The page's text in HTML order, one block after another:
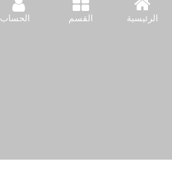
الرئيسية القسم الحساب
info@bazaar.com.kw